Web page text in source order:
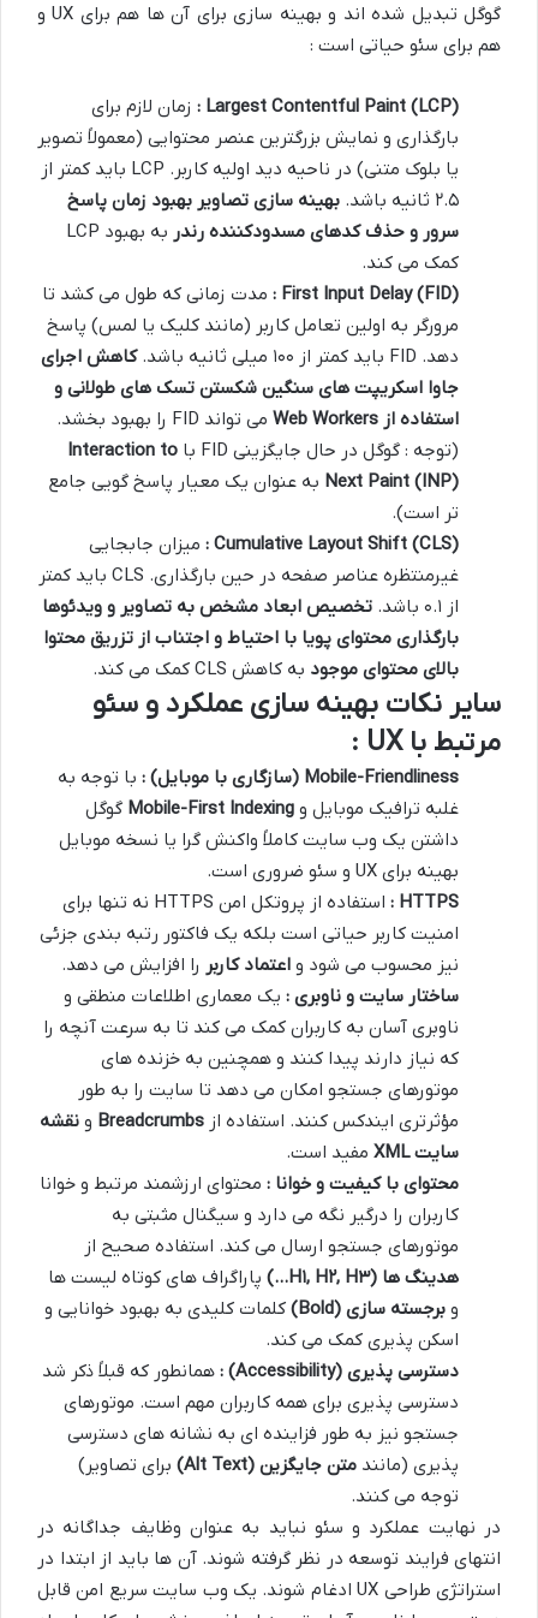
گوگل تبدیل شده اند و بهینه سازی برای آن ها هم برای UX و
هم برای سئو حیاتی است :
Largest Contentful Paint (LCP)
: زمان لازم برای
بارگذاری و نمایش بزرگترین عنصر محتوایی (معمولاً تصویر
یا بلوک متنی) در ناحیه دید اولیه کاربر. LCP باید کمتر از
۲.۵ ثانیه باشد.
بهینه سازی تصاویر بهبود زمان پاسخ
سرور و حذف کدهای مسدودکننده رندر
به بهبود LCP
کمک می کند.
First Input Delay (FID)
: مدت زمانی که طول می کشد تا
مرورگر به اولین تعامل کاربر (مانند کلیک یا لمس) پاسخ
دهد. FID باید کمتر از ۱۰۰ میلی ثانیه باشد.
کاهش اجرای
جاوا اسکریپت های سنگین شکستن تسک های طولانی و
استفاده از
می تواند FID را بهبود بخشد.
(توجه : گوگل در حال جایگزینی FID با
Interaction to
Next Paint (INP) به عنوان یک معیار پاسخ گویی جامع
تر است).
Cumulative Layout Shift (CLS)
: میزان جابجایی
غیرمنتظره عناصر صفحه در حین بارگذاری. CLS باید کمتر
از ۰.۱ باشد.
تخصیص ابعاد مشخص به تصاویر و ویدئوها
بارگذاری محتوای پویا با احتیاط و اجتناب از تزریق محتوا
بالای محتوای موجود به کاهش CLS کمک می کند.
سایر نکات بهینه سازی عملکرد و سئو
مرتبط با UX :
Mobile-Friendliness ( سازگاری با موبایل)
: با توجه به
غلبه ترافیک موبایل و Mobile-First Indexing گوگل
داشتن یک وب سایت کاملاً واکنش گرا یا نسخه موبایل
بهینه برای UX و سئو ضروری است.
HTTPS
:
استفاده از پروتکل امن HTTPS نه تنها برای
امنیت کاربر حیاتی است بلکه یک فاکتور رتبه بندی جزئی
نیز محسوب می شود و اعتماد کاربر را افزایش می دهد.
ساختار سایت و ناوبری : یک معماری اطلاعات منطقی و
ناوبری آسان به کاربران کمک می کند تا به سرعت آنچه را
که نیاز دارند پیدا کنند و همچنین به خزنده های
موتورهای جستجو امکان می دهد تا سایت را به طور
مؤثرتری ایندکس کنند. استفاده از Breadcrumbs و نقشه
سایتXML
مفید است.
محتوای با کیفیت و خوانا : محتوای ارزشمند مرتبط و خوانا
کاربران را درگیر نگه می دارد و سیگنال مثبتی به
موتورهای جستجو ارسال می کند. استفاده صحیح از
هدینگ ها (H ۱, H۲, H۳ …) پاراگراف های کوتاه لیست ها
و برجسته سازی (Bold)
کلمات کلیدی به بهبود خوانایی و
اسکن پذیری کمک می کند.
دسترسی پذیری (Accessibility)
: همانطور که قبلاً ذکر شد
دسترسی پذیری برای همه کاربران مهم است. موتورهای
جستجو نیز به طور فزاینده ای به نشانه های دسترسی
پذیری (مانند متن جایگزین (Alt Text)
برای تصاویر)
توجه می کنند.
در نهایت عملکرد و سئو نباید به عنوان وظایف جداگانه در
انتهای فرایند توسعه در نظر گرفته شوند. آن ها باید از ابتدا در
استراتژی طراحی UX ادغام شوند. یک وب سایت سریع امن قابل